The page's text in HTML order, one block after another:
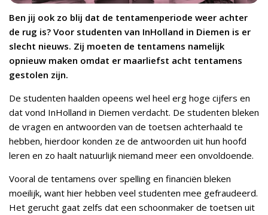
Ben jij ook zo blij dat de tentamenperiode weer achter
de rug is? Voor studenten van InHolland in Diemen is er
slecht nieuws. Zij moeten de tentamens namelijk
opnieuw maken omdat er maarliefst acht tentamens
gestolen zijn.
De studenten haalden opeens wel heel erg hoge cijfers en
dat vond InHolland in Diemen verdacht. De studenten bleken
de vragen en antwoorden van de toetsen achterhaald te
hebben, hierdoor konden ze de antwoorden uit hun hoofd
leren en zo haalt natuurlijk niemand meer een onvoldoende.
Vooral de tentamens over spelling en financiën bleken
moeilijk, want hier hebben veel studenten mee gefraudeerd.
Het gerucht gaat zelfs dat een schoonmaker de toetsen uit